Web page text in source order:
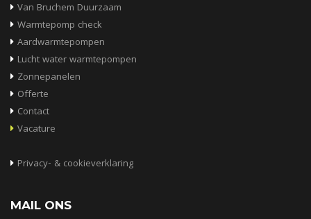
Van Bruchem Duurzaam
Warmtepomp check
Aardwarmtepompen
Lucht water warmtepompen
Zonnepanelen
Offerte
Contact
Vacature
Privacy- & cookieverklaring
MAIL ONS